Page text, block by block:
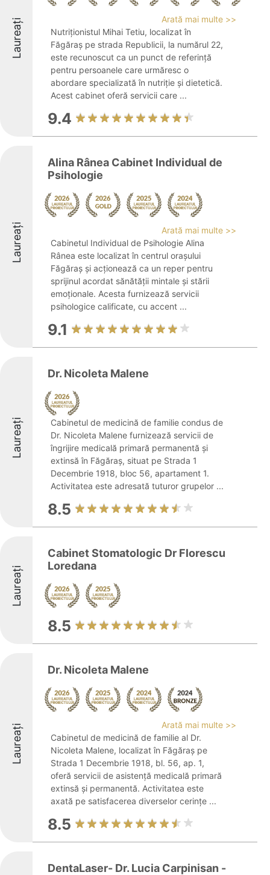
Laureați
Arată mai multe >>
Nutriționistul Mihai Tetiu, localizat în
Făgăraș pe strada Republicii, la numărul 22,
este recunoscut ca un punct de referință
pentru persoanele care urmăresc o
abordare specializată în nutriție și dietetică.
Acest cabinet oferă servicii care ...
9.4
Laureați
Alina Rânea Cabinet Individual de
Psihologie
Arată mai multe >>
Cabinetul Individual de Psihologie Alina
Rânea este localizat în centrul orașului
Făgăraș și acționează ca un reper pentru
sprijinul acordat sănătății mintale și stării
emoționale. Acesta furnizează servicii
psihologice calificate, cu accent ...
9.1
Laureați
Dr. Nicoleta Malene
Cabinetul de medicină de familie condus de
Dr. Nicoleta Malene furnizează servicii de
îngrijire medicală primară permanentă și
extinsă în Făgăraș, situat pe Strada 1
Decembrie 1918, bloc 56, apartament 1.
Activitatea este adresată tuturor grupelor ...
8.5
Laureați
Cabinet Stomatologic Dr Florescu
Loredana
8.5
Laureați
Dr. Nicoleta Malene
Arată mai multe >>
Cabinetul de medicină de familie al Dr.
Nicoleta Malene, localizat în Făgăraș pe
Strada 1 Decembrie 1918, bl. 56, ap. 1,
oferă servicii de asistență medicală primară
extinsă și permanentă. Activitatea este
axată pe satisfacerea diverselor cerințe ...
8.5
DentaLaser- Dr. Lucia Carpinisan -